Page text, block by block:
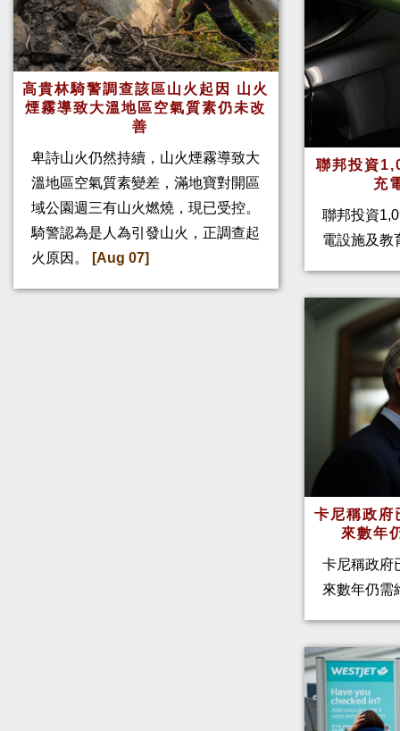
高貴林騎警調查該區山火起因 山火
煙霧導致大溫地區空氣質素仍未改
善
卑詩山火仍然持續，山火煙霧導致大
溫地區空氣質素變差，滿地寶對開區
域公園週三有山火燃燒，現已受控。
騎警認為是人為引發山火，正調查起
火原因。
[Aug 07]
聯邦投資
充
聯邦投資
電設施及教
卡尼稱政府
來數年
卡尼稱政府
來數年仍需